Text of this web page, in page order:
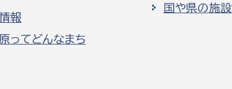
報
ってどんなまち
国や県の施設